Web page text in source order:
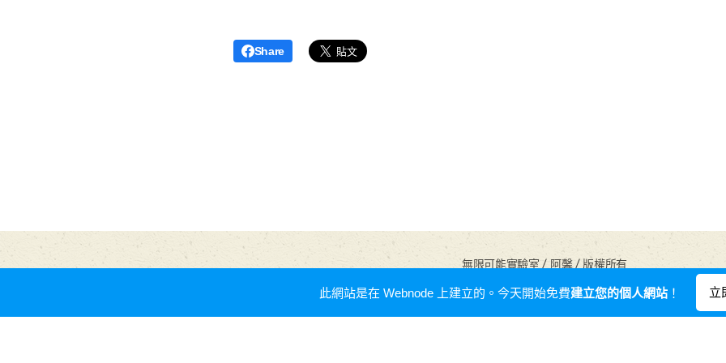
Share
無限可能實驗室 / 阿馨 / 版權所有
提供技術支援
此網站是在 Webnode 上建立的。今天開始免費建立您的個人網站！ 立